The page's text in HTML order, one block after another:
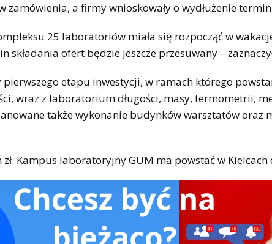
a firmy wnioskowały o wydłużenie
25 laboratoriów miała się rozpocząć w
składania ofert będzie jeszcze przesuwany –
etapu inwestycji, w ramach którego
wraz z laboratorium długości, masy, termometrii,
także wykonanie budynków warsztatów oraz
Kampus laboratoryjny GUM ma powstać w